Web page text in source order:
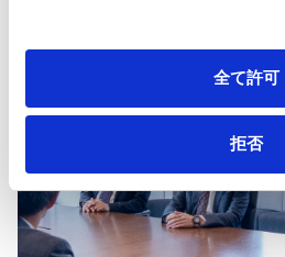
全て許可
拒否